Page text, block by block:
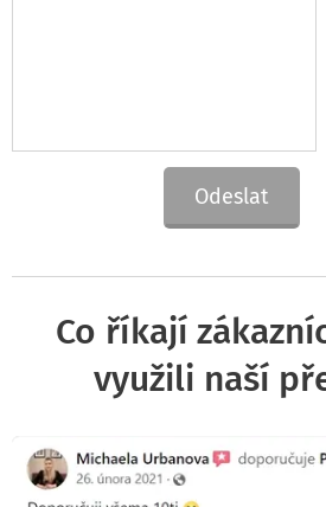
Odeslat
Co říkají
využili naší